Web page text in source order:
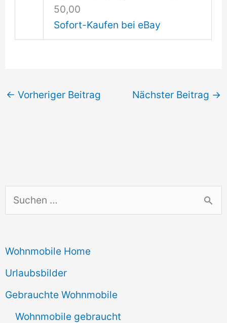
u
h
e
n
Wohnmobile Home
Urlaubsbilder
Gebrauchte Wohnmobile
Wohnmobile gebraucht
50,00
Sofort-Kaufen bei eBay
← Vorheriger Beitrag Nächster Beitrag →